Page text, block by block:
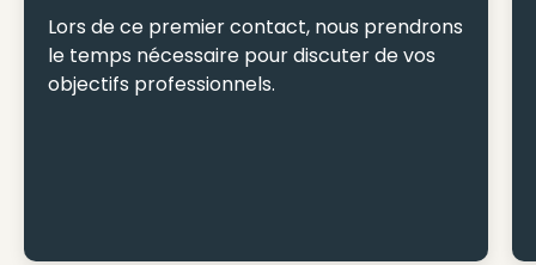
Lors de ce premier contact, nous prendrons
le temps nécessaire pour discuter de vos
objectifs professionnels.